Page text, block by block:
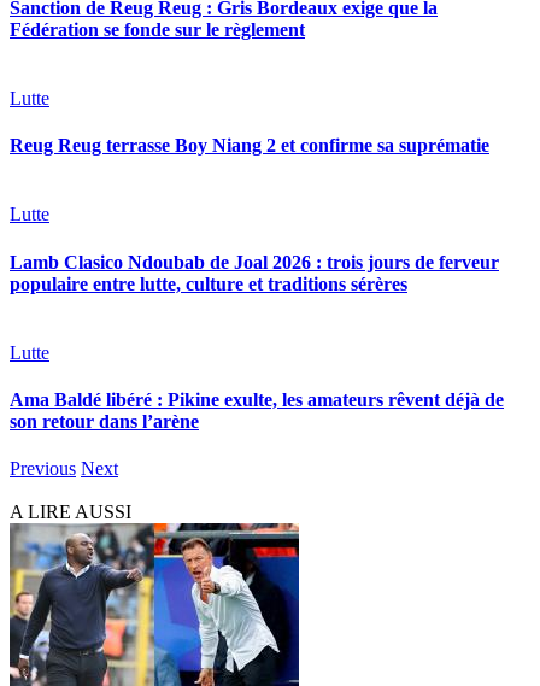
Sanction de Reug Reug : Gris Bordeaux exige que la
Fédération se fonde sur le règlement
Lutte
Reug Reug terrasse Boy Niang 2 et confirme sa suprématie
Lutte
Lamb Clasico Ndoubab de Joal 2026 : trois jours de ferveur
populaire entre lutte, culture et traditions sérères
Lutte
Ama Baldé libéré : Pikine exulte, les amateurs rêvent déjà de
son retour dans l’arène
Previous Next
A LIRE AUSSI